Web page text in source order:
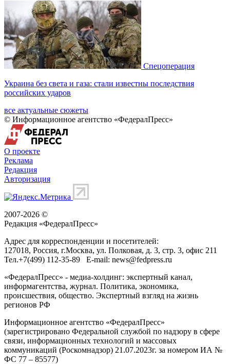
Спецоперация
Украина без света и газа: стали известны последствия
российских ударов
все актуальные сюжеты
© Информационное агентство «ФедералПресс»
О проекте
Реклама
Редакция
Авторизация
2007-2026 ©
Редакция «ФедералПресс»
Адрес для корреспонденции и посетителей:
127018, Россия, г.Москва, ул. Полковая, д. 3, стр. 3, офис 211
Тел.+7(499) 112-35-89 E-mail: news@fedpress.ru
«ФедералПресс» - медиа-холдинг: экспертный канал,
информагентства, журнал. Политика, экономика,
происшествия, общество. Экспертный взгляд на жизнь
регионов РФ
Информационное агентство «ФедералПресс»
(зарегистрировано Федеральной службой по надзору в сфере
связи, информационных технологий и массовых
коммуникаций (Роскомнадзор) 21.07.2023г. за номером ИА №
ФС 77 – 85577)